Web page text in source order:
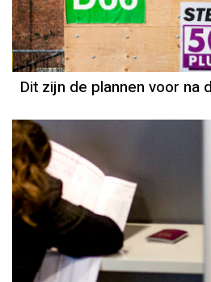
Dit zijn de plannen voor na